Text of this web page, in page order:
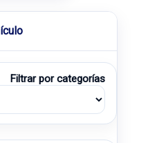
Filtrar por categorías